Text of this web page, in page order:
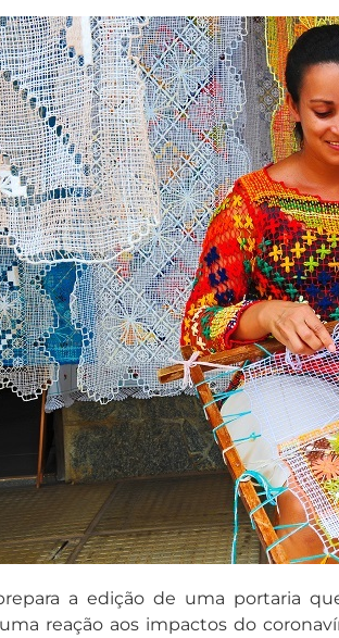
a edição de uma portaria
reação aos impactos do